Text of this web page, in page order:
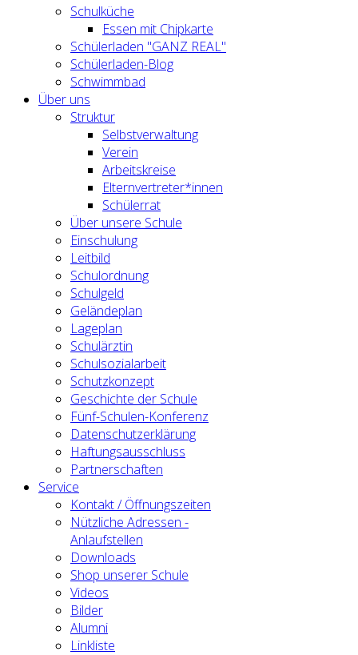
Schulküche
Essen mit Chipkarte
Schülerladen "GANZ REAL"
Schülerladen-Blog
Schwimmbad
Über uns
Struktur
Selbstverwaltung
Verein
Arbeitskreise
Elternvertreter*innen
Schülerrat
Über unsere Schule
Einschulung
Leitbild
Schulordnung
Schulgeld
Geländeplan
Lageplan
Schulärztin
Schulsozialarbeit
Schutzkonzept
Geschichte der Schule
Fünf-Schulen-Konferenz
Datenschutzerklärung
Haftungsausschluss
Partnerschaften
Service
Kontakt / Öffnungszeiten
Nützliche Adressen -
Anlaufstellen
Downloads
Shop unserer Schule
Videos
Bilder
Alumni
Linkliste